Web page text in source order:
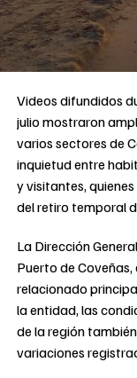
Videos difundidos
julio mostraron
varios sectores de
inquietud entre
y visitantes,
del retiro temporal
La Dirección
Puerto de
relacionado
la entidad, las
de la región
variaciones